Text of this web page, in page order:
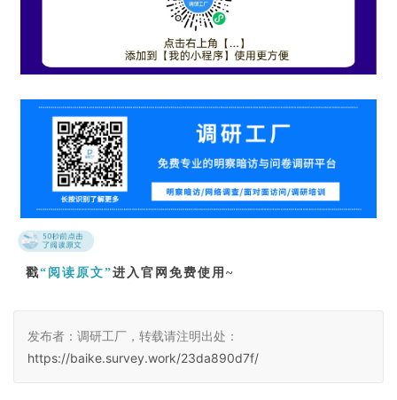
戳“阅读原文”进入官网免费使用~
发布者：调研工厂，转载请注明出处：
https://baike.survey.work/23da890d7f/